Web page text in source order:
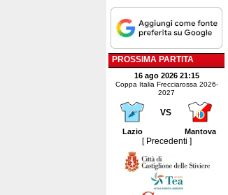
PROSSIMA PARTITA
16 ago 2026 21:15
Coppa Italia Frecciarossa 2026-
2027
VS
Lazio Mantova
[ Precedenti ]